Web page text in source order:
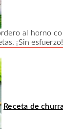
al horno
¡Sin esfuerzo!
Receta de